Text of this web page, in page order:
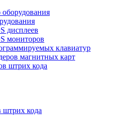
оборудования
дисплеев
мониторов
клавиатур
магнитных карт
штрих кода
штрих кода